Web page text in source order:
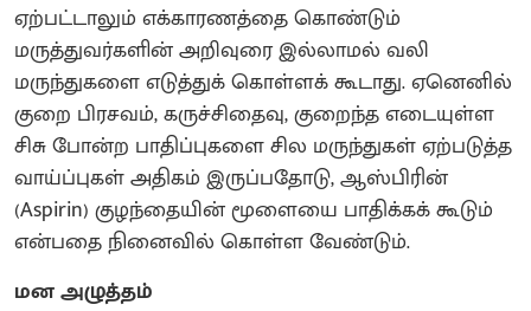
ஏற்பட்டாலும் எக்காரணத்தை கொண்டும்
மருத்துவர்களின் அறிவுரை இல்லாமல் வலி
மருந்துகளை எடுத்துக் கொள்ளக் கூடாது. ஏனெனில்
குறை பிரசவம், கருச்சிதைவு, குறைந்த எடையுள்ள
சிசு போன்ற பாதிப்புகளை சில மருந்துகள் ஏற்படுத்த
வாய்ப்புகள் அதிகம் இருப்பதோடு, ஆஸ்பிரின்
(Aspirin) குழந்தையின் மூளையை பாதிக்கக் கூடும்
என்பதை நினைவில் கொள்ள வேண்டும்.
மன அழுத்தம்